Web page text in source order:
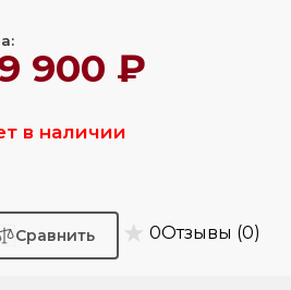
900 ₽
в наличии
★ 0Отзывы (0)